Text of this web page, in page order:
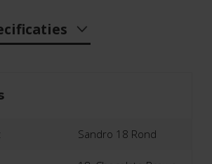
Sandro 18 Rond